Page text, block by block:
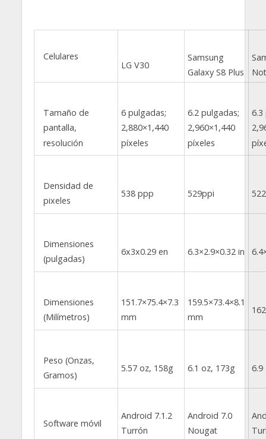
Celulares
LG V30
Samsung
Galaxy S8 Plus
Tamaño de
pantalla,
resolución
6 pulgadas;
2,880×1,440
píxeles
6.2 pulgadas;
2,960×1,440
píxeles
6.3
Densidad de
pixeles
538 ppp 529ppi
Dimensiones
(pulgadas)
6x3x0.29 en 6.3×2.9×0.32 in
Dimensiones
(Milímetros)
151.7×75.4×7.3
mm
159.5×73.4×8.1
mm
Peso (Onzas,
Gramos)
5.57 oz, 158g 6.1 oz, 173g 6.9
Software móvil
Android 7.1.2
Turrón
Android 7.0
Nougat